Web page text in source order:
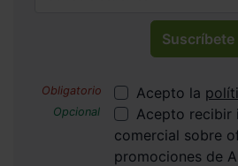
Suscríbete
Acepto la
Acepto recibir
comercial sobre
promociones de